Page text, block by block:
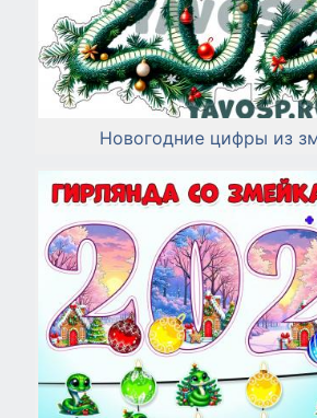
Новогодние цифры из